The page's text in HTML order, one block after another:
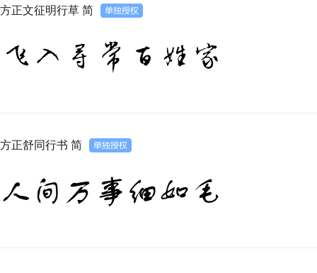
方正文征明行草 简
飞入寻常百姓家
方正舒同行书 简
人间万事细如毛